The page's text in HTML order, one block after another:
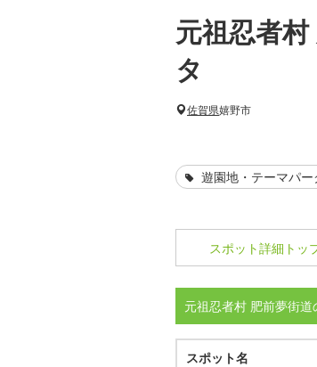
元祖忍者
タ
佐賀県嬉野市
遊園地・テーマパー
スポット詳細 トッ
元祖忍者村 肥前夢街道
スポット名